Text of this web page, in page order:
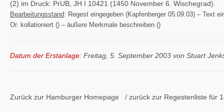
(2) im Druck: PrUB, JH I 10421 (1450 November 6. Wischegrad).
Bearbeitungsstand: Regest eingegeben (Kapfenberger 05.09.03) – Text
Or. kollationiert () – äußere Merkmale beschreiben ()
Datum der Erstanlage: Freitag, 5. September 2003 von Stuart
Zurück zur Hamburger Homepage / zurück zur Regestenliste für